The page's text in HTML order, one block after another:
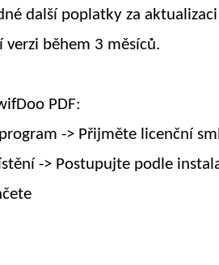
další poplatky za
verzi během 3 měsíců.
PDF:
-> Přijměte licenční
-> Postupujte podle